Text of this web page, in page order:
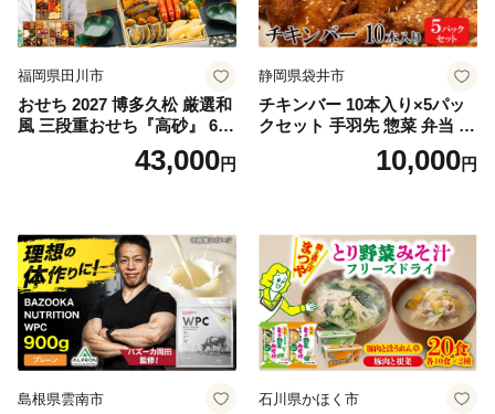
福岡県田川市
おせち 2027 博多久松 厳選和
風 三段重おせち『高砂』 6.5
寸 3段重 2～3人前 おせち料
理 重箱 お正月 冷凍おせち 縁
ち 本格おせち おせち予約 年
末 年始 お取り寄せ 新春 贅沢
おせち こだわりおせち 惣菜
老舗おせち ふるさと納税お
せち 御節 お節料理 正月 調理
不要 おせち料理2027
43,000円
静岡県袋井市
チキンバー 10本入り×5パッ
クセット 手羽先 惣菜 弁当 お
かず お酒 おつまみ ギフト キ
ャンプ アウトドア キャンプ
10,000円
島根県雲南市 石川県かほく市